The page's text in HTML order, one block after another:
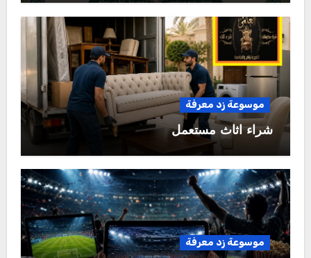
موسوعة زد معرفة
شراء اثاث مستعمل
موسوعة زد معرفة